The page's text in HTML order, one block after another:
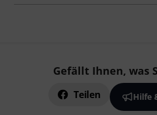
Gefällt Ihnen, was
Teilen Hilfe